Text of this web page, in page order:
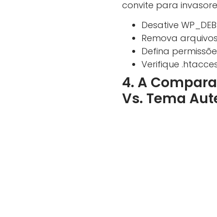
convite para
Desative
Remova
Defina
Verifique
4. A
Vs. Tema